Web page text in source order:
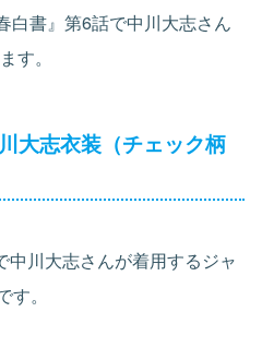
白書』第6話で中川大志さん
す。
大志衣装（チェック柄
中川大志さんが着用するジャ
す。